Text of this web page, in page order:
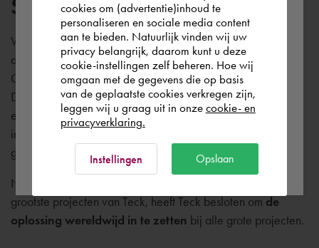
Succesvolle implementatie
Voor de informatiemanagementoplossing werden allereerst
de eisen voor specificaties en processen in kaart gebracht.
Gedurende deimplementatiefasenwerkten de Project
Development Group en Cadac Group nauw samen en werd
elk deel van het traject nauwkeurig gedocumenteerd. Na
interne tests en training werd de productieomgeving
gelanceerd.
Na een succesvolle eerste implementatie bij een van de
grootste projecten van Teck, heeft Teck besloten om de
oplossing wereldwijd in te zetten bij alle grote projecten.
Nederland
Rest of the world
cookies om (advertentie)inhoud te
personaliseren en sociale media content
aan te bieden. Natuurlijk vinden wij uw
privacy belangrijk, daarom kunt u deze
cookie-instellingen zelf beheren. Hoe wij
omgaan met de gegevens die op basis
van de geplaatste cookies verkregen zijn,
leggen wij u graag uit in onze cookie- en
privacyverklaring.
Instellingen Opslaan